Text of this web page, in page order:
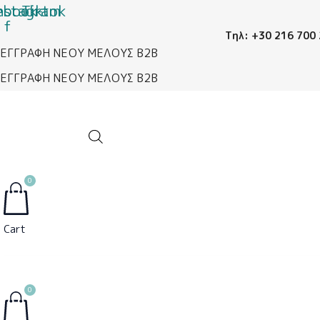
Μετάβαση
στο
f
Tiktok
Τηλ: +30 216 700
ΕΓΓΡΑΦΗ ΝΕΟΥ ΜΕΛΟΥΣ B2B
ΕΓΓΡΑΦΗ ΝΕΟΥ ΜΕΛΟΥΣ B2B
0
Cart
0
Χειροποίητες
Κορδέλες
ποσότητα